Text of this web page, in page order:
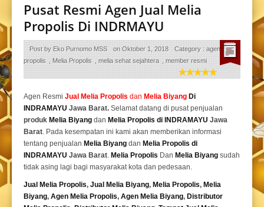
Pusat Resmi Agen Jual Melia
Propolis Di INDRMAYU
Post byEko Purnomo MSS onOktober 1, 2018 Category :agen resmi
propolis ,Melia Propolis ,melia sehat sejahtera ,member resmi
Agen Resmi Jual Melia Propolis dan Melia Biyang Di
INDRAMAYU Jawa Barat. Selamat datang di pusat penjualan
produk Melia Biyang dan Melia Propolis di INDRAMAYU Jawa
Barat. Pada kesempatan ini kami akan memberikan informasi
tentang penjualan Melia Biyang dan Melia Propolis di
INDRAMAYU Jawa Barat. Melia Propolis Dan Melia Biyang sudah
tidak asing lagi bagi masyarakat kota dan pedesaan.
Jual Melia Propolis, Jual Melia Biyang, Melia Propolis, Melia
Biyang, Agen Melia Propolis, Agen Melia Biyang, Distributor